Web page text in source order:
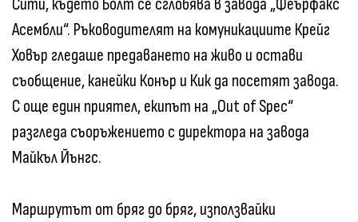
Сити, където Болт се сглобява в завода „Феърфакс
Асембли“. Ръководителят на комуникациите Крейг
Ховър гледаше предаването на живо и остави
съобщение, канейки Конър и Кик да посетят завода.
С още един приятел, екипът на „Out of Spec“
разгледа съоръжението с директора на завода
Майкъл Йънгс.
Маршрутът от бряг до бряг, използвайки